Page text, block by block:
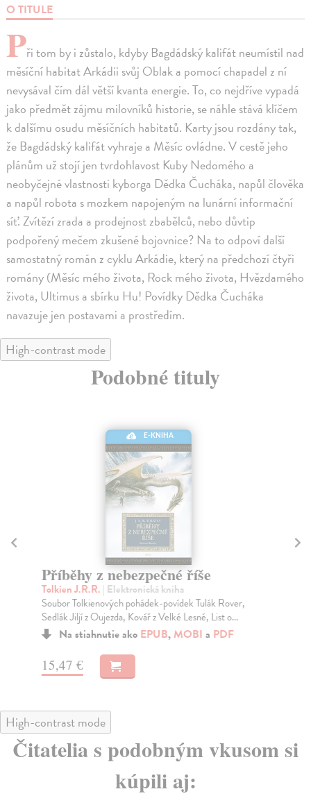
O TITULE
Při tom by i zůstalo, kdyby Bagdádský kalifát neumístil nad
měsíční habitat Arkádii svůj Oblak a pomocí chapadel z ní
nevysával čím dál větší kvanta energie. To, co nejdříve vypadá
jako předmět zájmu milovníků historie, se náhle stává klíčem
k dalšímu osudu měsíčních habitatů. Karty jsou rozdány tak,
že Bagdádský kalifát vyhraje a Měsíc ovládne. V cestě jeho
plánům už stojí jen tvrdohlavost Kuby Nedomého a
neobyčejné vlastnosti kyborga Dědka Čucháka, napůl člověka
a napůl robota s mozkem napojeným na lunární informační
síť. Zvítězí zrada a prodejnost zbabělců, nebo důvtip
podpořený mečem zkušené bojovnice? Na to odpoví další
samostatný román z cyklu Arkádie, který na předchozí čtyři
romány (Měsíc mého života, Rock mého života, Hvězdamého
života, Ultimus a sbírku Hu! Povídky Dědka Čucháka
navazuje jen postavami a prostředím.
High-contrast mode
Podobné tituly
E-KNIHA
Příběhy z nebezpečné říše
Tolkien J.R.R. | Elektronická kniha
Soubor Tolkienových pohádek-povídek Tulák Rover,
Sedlák Jiljí z Oujezda, Kovář z Velké Lesné, List o...
Na stiahnutie ako EPUB,MOBI a PDF
15,47 €
High-contrast mode
Čitatelia s podobným vkusom si
kúpili aj: